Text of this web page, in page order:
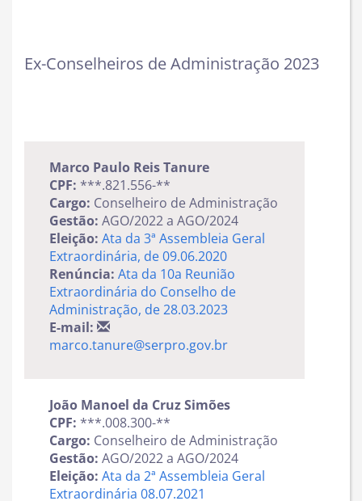
Ex-Conselheiros de Administração 2023
Marco Paulo Reis Tanure
CPF: ***.821.556-**
Cargo: Conselheiro de Administração
Gestão: AGO/2022 a AGO/2024
Eleição: Ata da 3ª Assembleia Geral
Extraordinária, de 09.06.2020
Renúncia: Ata da 10a Reunião
Extraordinária do Conselho de
Administração, de 28.03.2023
E-mail:
marco.tanure@serpro.gov.br
João Manoel da Cruz Simões
CPF: ***.008.300-**
Cargo: Conselheiro de Administração
Gestão: AGO/2022 a AGO/2024
Eleição: Ata da 2ª Assembleia Geral
Extraordinária 08.07.2021